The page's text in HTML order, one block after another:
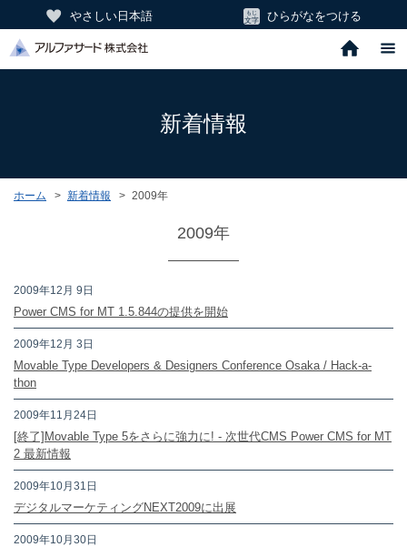
やさしい日本語 ひらがなをつける
新着情報
ホーム 新着情報 2009年
2009年
2009年12月 9日
Power CMS for MT 1.5.844の提供を開始
2009年12月 3日
Movable Type Developers & Designers Conference Osaka / Hack-a-
thon
2009年11月24日
[終了]Movable Type 5をさらに強力に! - 次世代CMS Power CMS for MT
2 最新情報
2009年10月31日
デジタルマーケティングNEXT2009に出展
2009年10月30日